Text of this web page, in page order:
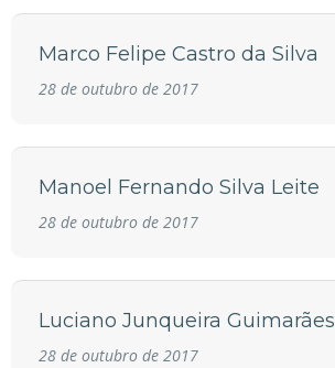
Marco Felipe Castro da Silva
28 de outubro de 2017
Manoel Fernando Silva Leite
28 de outubro de 2017
Luciano Junqueira Guimarães
28 de outubro de 2017